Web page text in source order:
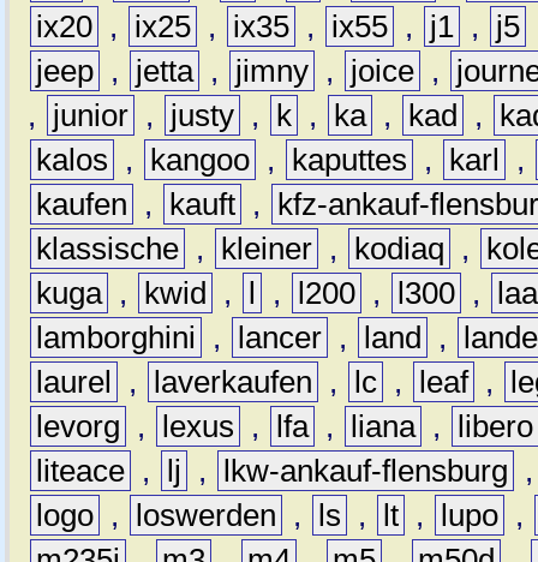
ix20 , ix25 , ix35 , ix55 , j1 , j5
jeep , jetta , jimny , joice ,
,
junior , justy , k , ka , kad ,
kalos
, kangoo , kaputtes , karl
,
kaufen
, kauft ,
kfz-ankauf-
klassische , kleiner , kodiaq ,
kuga , kwid , l , l200 , l300 ,
lamborghini
, lancer , land ,
laurel
, laverkaufen , lc , leaf ,
levorg
, lexus , lfa , liana ,
libero
liteace , lj , lkw-ankauf-flensburg
logo , loswerden , ls , lt , lupo ,